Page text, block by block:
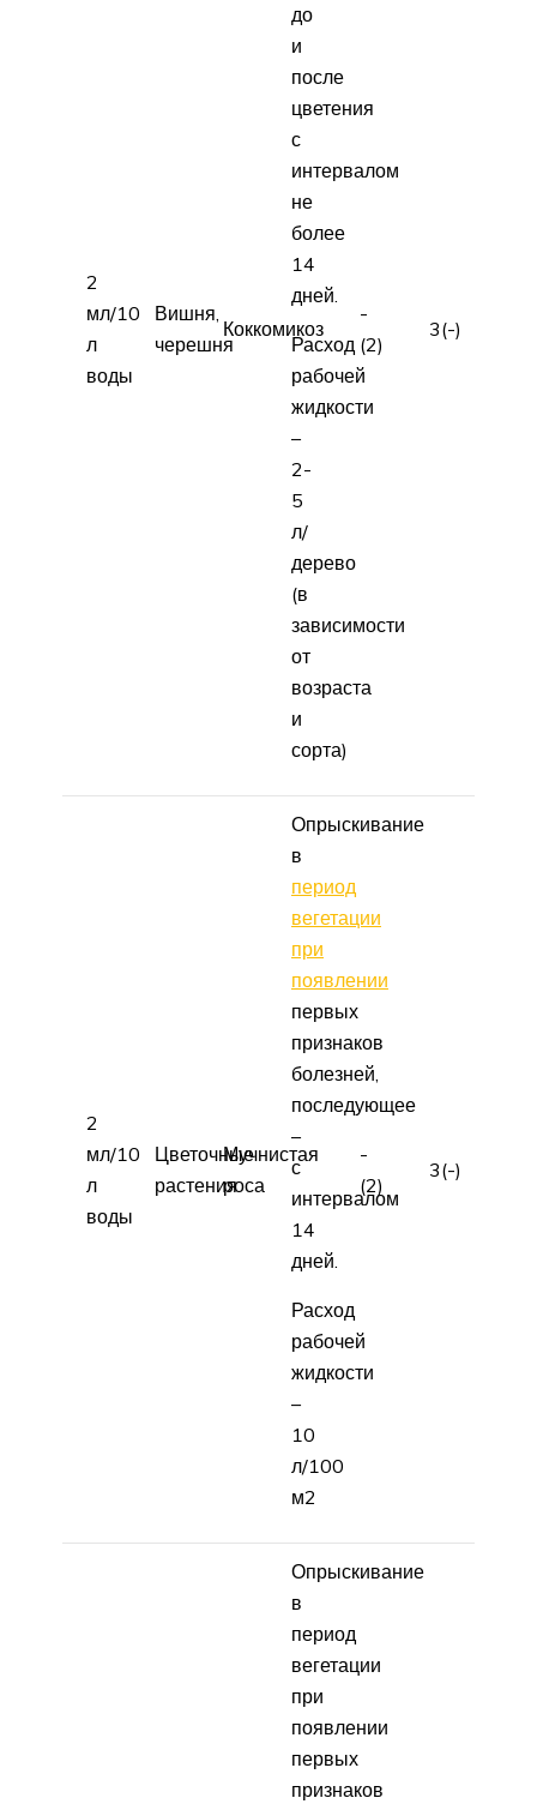
2
мл/10
л
воды
Вишня,
черешня
Коккомикоз
до
и
после
цветения
с
интервалом
не
более
14
дней.
Расход
рабочей
жидкости
–
2-
5
л/
дерево
(в
зависимости
от
возраста
и
сорта)
-
(2)
3(-)
2
мл/10
л
воды
Цветочные
растения
Мучнистая
роса
Опрыскивание
в
период
вегетации
при
появлении
первых
признаков
болезней,
последующее
–
с
интервалом
14
дней.
Расход
рабочей
жидкости
–
10
л/100
м2
-
(2)
3(-)
Опрыскивание
в
период
вегетации
при
появлении
первых
признаков